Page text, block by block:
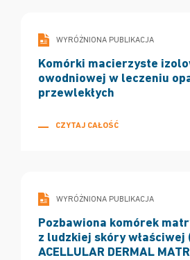
WYRÓŻNIONA PUBLIKACJA
Komórki macierzyste
owodniowej w leczeniu
przewlekłych
CZYTAJ CAŁOŚĆ
WYRÓŻNIONA PUBLIKACJA
Pozbawiona komórek
z ludzkiej skóry właściwej
ACELLULAR DERMAL